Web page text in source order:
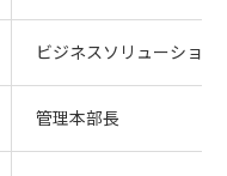
ビジネスソリューション
管理本部長